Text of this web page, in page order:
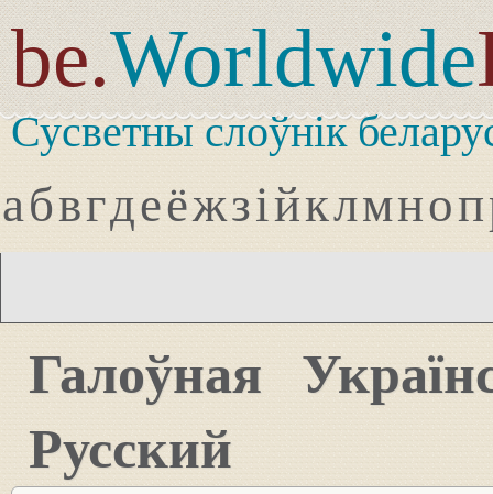
be.Worldwide
Сусветны слоўнік
абвгдеёжзійклмноп
Галоўная
Русский